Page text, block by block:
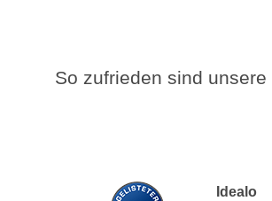
So zufrieden sind unsere
Idealo